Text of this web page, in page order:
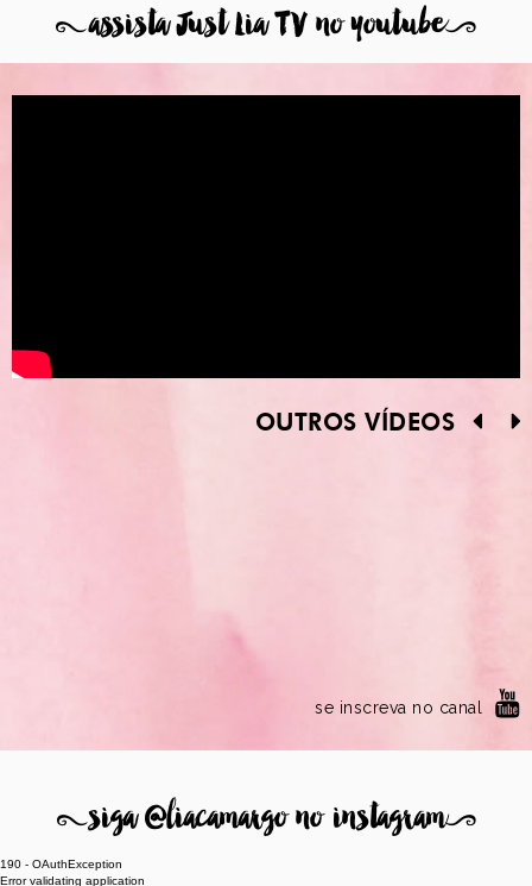
8assista Just Lia TV no youtube9
OUTROS VÍDEOS
se inscreva no canal
8siga @liacamargo no instagram9
190 - OAuthException
Error validating application